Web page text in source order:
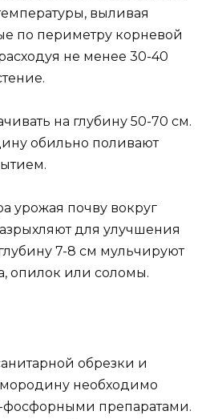
выливая
по периметру корневой
не менее 30-40
на глубину 50-70 см.
обильно поливают
урожая почву вокруг
для улучшения
7-8 см мульчируют
опилок или соломы.
обрезки и
необходимо
фосфорными препаратами.